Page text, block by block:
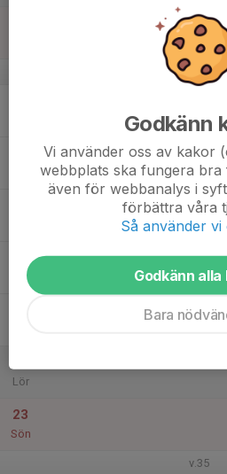
v.34
Tor
Lör
23
Sön
v.35
Godkänn
Vi använder oss av kakor
webbplats ska fungera bra
även för webbanalys i
förbättra våra
Så använder vi
Godkänn alla
Bara